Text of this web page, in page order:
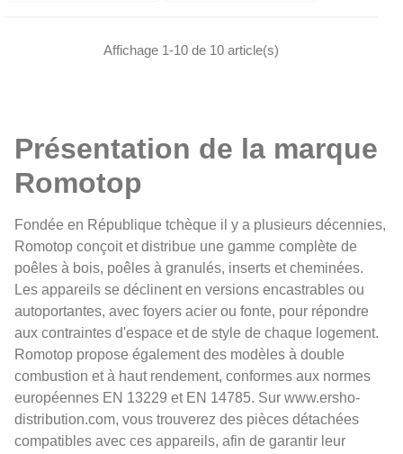
Affichage 1-10 de 10 article(s)
Présentation de la marque
Romotop
Fondée en République tchèque il y a plusieurs décennies,
Romotop conçoit et distribue une gamme complète de
poêles à bois, poêles à granulés, inserts et cheminées.
Les appareils se déclinent en versions encastrables ou
autoportantes, avec foyers acier ou fonte, pour répondre
aux contraintes d'espace et de style de chaque logement.
Romotop propose également des modèles à double
combustion et à haut rendement, conformes aux normes
européennes EN 13229 et EN 14785. Sur www.ersho-
distribution.com, vous trouverez des pièces détachées
compatibles avec ces appareils, afin de garantir leur